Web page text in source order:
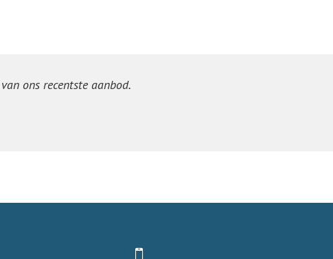
ons recentste aanbod.